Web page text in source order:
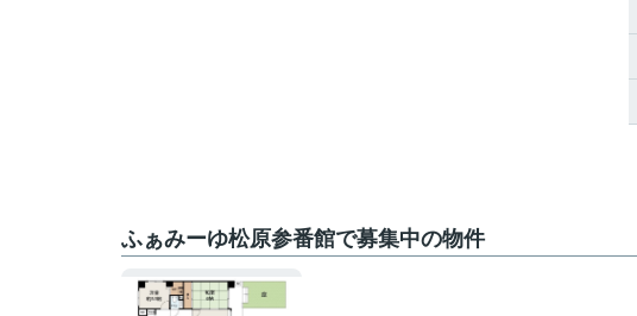
ふぁみーゆ松原参番館で募集中の物件